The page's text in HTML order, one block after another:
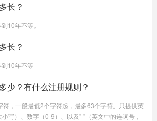
长？
10年不等。
长？
到10年不等
少？有什么注册规则？
符，一般最低2个字符起，最多63个字符。只提供英
写）、数字（0-9）、以及"-"（英文中的连词号，